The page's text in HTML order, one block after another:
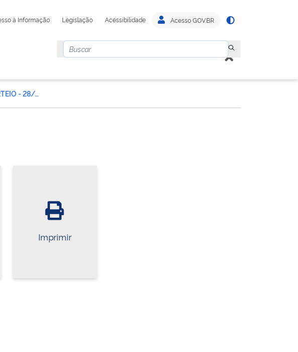
à Informação Legislação Acessibilidade Acesso GOV.BR
SESSÃO PÚBLICA DE SORTEIO - 28/06/2023
Imprimir